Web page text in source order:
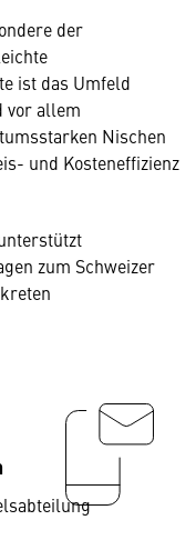
der
ist das Umfeld
vor allem
Nischen
und Kosteneffizienz
zum Schweizer